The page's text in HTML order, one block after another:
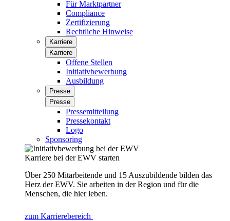
Für Marktpartner
Compliance
Zertifizierung
Rechtliche Hinweise
Karriere
Karriere
Offene Stellen
Initiativbewerbung
Ausbildung
Presse
Presse
Pressemitteilung
Pressekontakt
Logo
Sponsoring
Karriere bei der EWV starten
Über 250 Mitarbeitende und 15 Auszubildende bilden das
Herz der EWV. Sie arbeiten in der Region und für die
Menschen, die hier leben.
zum Karrierebereich